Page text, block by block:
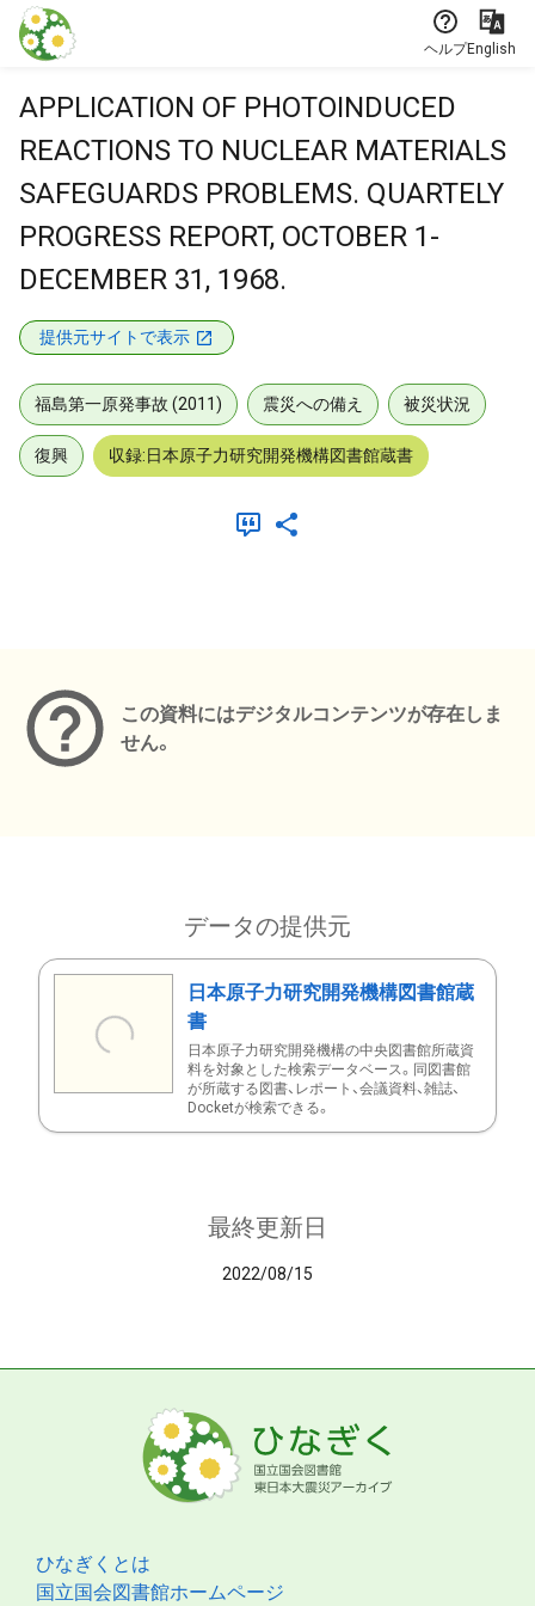
本文に飛ぶ
ヘルプEnglish
APPLICATION OF PHOTOINDUCED
REACTIONS TO NUCLEAR MATERIALS
SAFEGUARDS PROBLEMS. QUARTELY
PROGRESS REPORT, OCTOBER 1-
DECEMBER 31, 1968.
提供元サイトで表示
福島第一原発事故 (2011) 震災への備え 被災状況
復興 収録:日本原子力研究開発機構図書館蔵書
この資料にはデジタルコンテンツが存在しま
せん。
データの提供元
日本原子力研究開発機構図書館蔵
書
日本原子力研究開発機構の中央図書館所蔵資
料を対象とした検索データベース。同図書館
が所蔵する図書、レポート、会議資料、雑誌、
Docketが検索できる。
最終更新日
2022/08/15
ひなぎくとは
国立国会図書館ホームページ